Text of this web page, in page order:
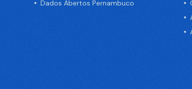
Dados Abertos Pernambuco